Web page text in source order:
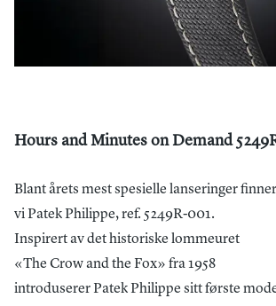
Hours and Minutes on Demand
Blant årets mest spesielle lanseringer finner
vi Patek Philippe, ref. 5249R-001.
Inspirert av det historiske lommeuret
«The Crow and the Fox» fra 1958
introduserer Patek Philippe sitt første